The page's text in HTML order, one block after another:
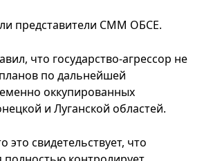
представители СММ ОБСЕ.
что государство-агрессор не
по дальнейшей
оккупированных
и Луганской областей.
это свидетельствует, что